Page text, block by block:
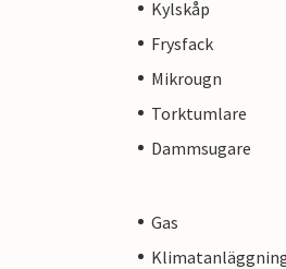
Kylskåp
Frysfack
Mikrougn
Torktumlare
Dammsugare
Gas